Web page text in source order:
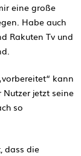
eine große
Habe auch
Rakuten Tv und
kann
jetzt seine
so
dass die